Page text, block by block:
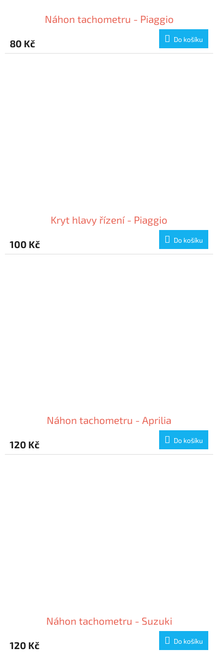
Náhon tachometru - Piaggio
80 Kč Do košíku
Kryt hlavy řízení - Piaggio
100 Kč Do košíku
Náhon tachometru - Aprilia
120 Kč Do košíku
Náhon tachometru - Suzuki
120 Kč Do košíku